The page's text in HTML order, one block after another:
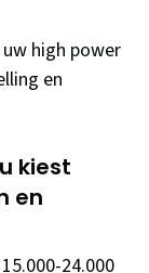
high power
en
kiest
en
24.000